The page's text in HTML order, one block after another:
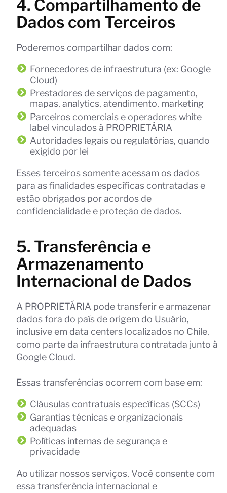
4. Compartilhamento de
Dados com Terceiros
Poderemos compartilhar dados com:
Fornecedores de infraestrutura (ex: Google
Cloud)
Prestadores de serviços de pagamento,
mapas, analytics, atendimento, marketing
Parceiros comerciais e operadores white
label vinculados à PROPRIETÁRIA
Autoridades legais ou regulatórias, quando
exigido por lei
Esses terceiros somente acessam os dados
para as finalidades específicas contratadas e
estão obrigados por acordos de
confidencialidade e proteção de dados.
5. Transferência e
Armazenamento
Internacional de Dados
A PROPRIETÁRIA pode transferir e armazenar
dados fora do país de origem do Usuário,
inclusive em data centers localizados no Chile,
como parte da infraestrutura contratada junto à
Google Cloud.
Essas transferências ocorrem com base em:
Cláusulas contratuais específicas (SCCs)
Garantias técnicas e organizacionais
adequadas
Políticas internas de segurança e
privacidade
Ao utilizar nossos serviços, Você consente com
essa transferência internacional e